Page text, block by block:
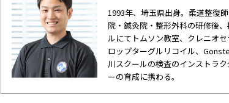
1993年、埼玉県出身。柔道整復
院・鍼灸院・整形外科の研修後
ルにてトムソン教室、クレニオ
ロップターグルリコイル、
川スクールの検査のインストラ
ーの育成に携わる。